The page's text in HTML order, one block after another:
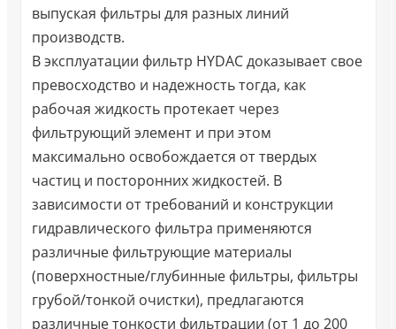
выпуская фильтры для разных линий
производств.
В эксплуатации фильтр HYDAС доказывает свое
превосходство и надежность тогда, как
рабочая жидкость протекает через
фильтрующий элемент и при этом
максимально освобождается от твердых
частиц и посторонних жидкостей. В
зависимости от требований и конструкции
гидравлического фильтра применяются
различные фильтрующие материалы
(поверхностные/глубинные фильтры, фильтры
грубой/тонкой очистки), предлагаются
различные тонкости фильтрации (от 1 до 200